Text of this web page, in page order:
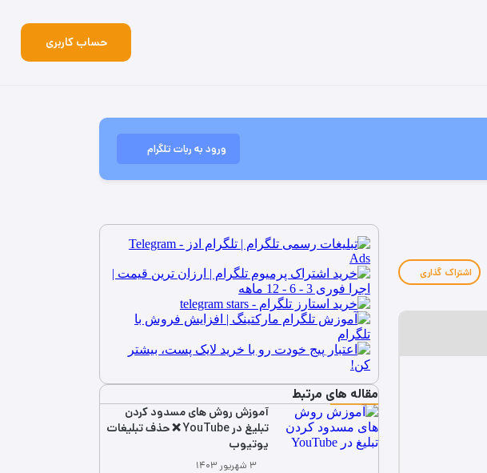
حساب کاربری
ورود به ربات تلگرام
اشتراک گذاری
مقاله های مرتبط
آموزش روش های مسدود کردن
تبلیغ در YouTube ❌ حذف تبلیغات
یوتیوب
۳ شهریور ۱۴۰۳